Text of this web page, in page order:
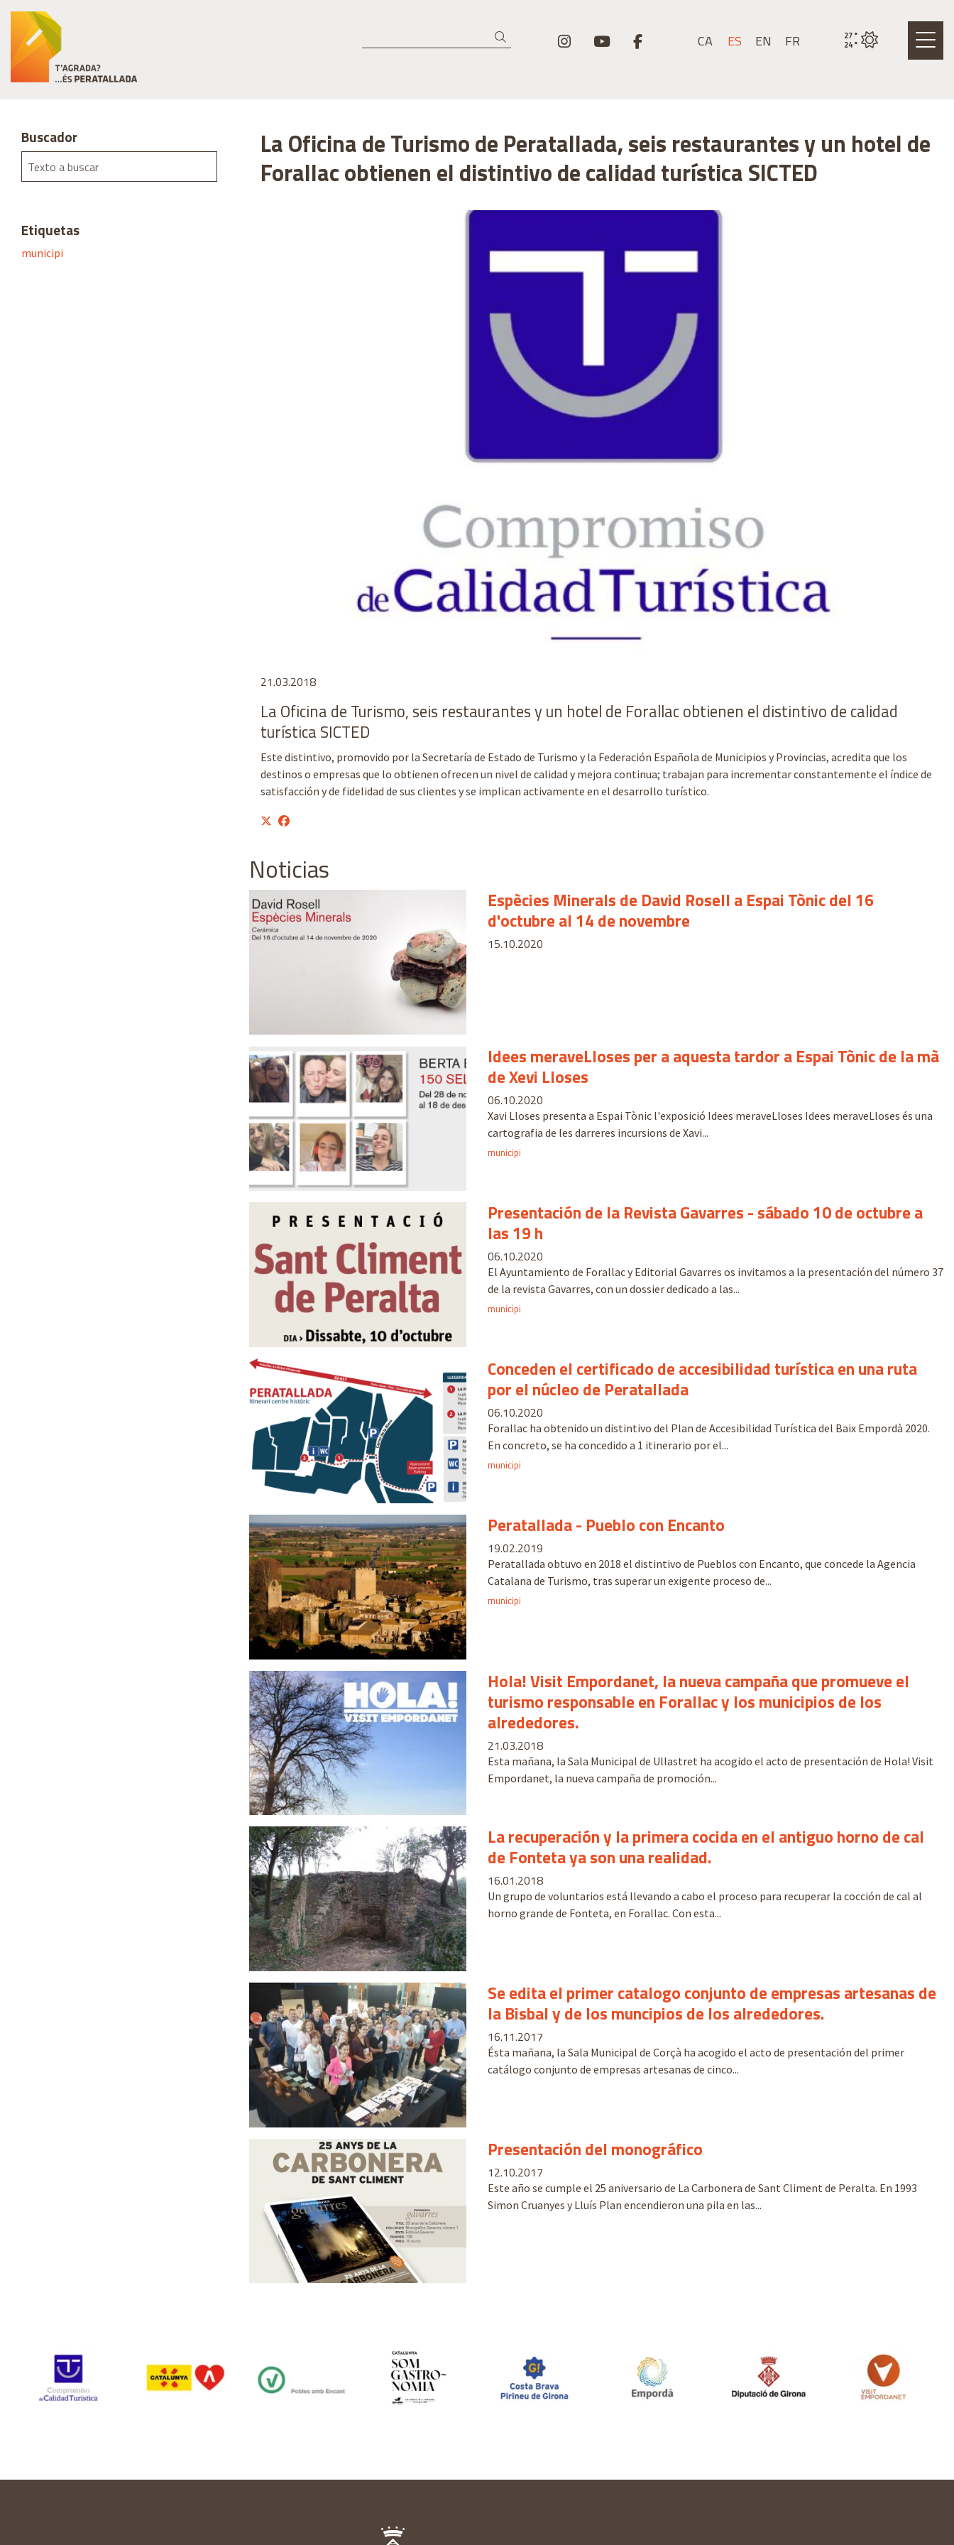
CA ES EN FR
Link a instagram
Link a youtube
Link a facebook Estado actual del
27°
24°
La Oficina de Turismo de Peratallada, seis restaurantes y un hotel de
Forallac obtienen el distintivo de calidad turística SICTED
21.03.2018
La Oficina de Turismo, seis restaurantes y un hotel de Forallac obtienen el distintivo de calidad
turística SICTED
Este distintivo, promovido por la Secretaría de Estado de Turismo y la Federación Española de Municipios y Provincias, acredita que los
destinos o empresas que lo obtienen ofrecen un nivel de calidad y mejora continua; trabajan para incrementar constantemente el índice de
satisfacción y de fidelidad de sus clientes y se implican activamente en el desarrollo turístico.
Noticias
Espècies Minerals de David Rosell a Espai Tònic del 16
d'octubre al 14 de novembre
15.10.2020
Idees meraveLloses per a aquesta tardor a Espai Tònic de la mà
de Xevi Lloses
06.10.2020
Xavi Lloses presenta a Espai Tònic l'exposició Idees meraveLloses Idees meraveLloses és una
cartografia de les darreres incursions de Xavi...
municipi
Presentación de la Revista Gavarres - sábado 10 de octubre a
las 19 h
06.10.2020
El Ayuntamiento de Forallac y Editorial Gavarres os invitamos a la presentación del número 37
de la revista Gavarres, con un dossier dedicado a las...
municipi
Conceden el certificado de accesibilidad turística en una ruta
por el núcleo de Peratallada
06.10.2020
Forallac ha obtenido un distintivo del Plan de Accesibilidad Turística del Baix Empordà 2020.
En concreto, se ha concedido a 1 itinerario por el...
municipi
Peratallada - Pueblo con Encanto
19.02.2019
Peratallada obtuvo en 2018 el distintivo de Pueblos con Encanto, que concede la Agencia
Catalana de Turismo, tras superar un exigente proceso de...
municipi
Hola! Visit Empordanet, la nueva campaña que promueve el
turismo responsable en Forallac y los municipios de los
alrededores.
21.03.2018
Esta mañana, la Sala Municipal de Ullastret ha acogido el acto de presentación de Hola! Visit
Empordanet, la nueva campaña de promoción...
La recuperación y la primera cocida en el antiguo horno de cal
de Fonteta ya son una realidad.
16.01.2018
Un grupo de voluntarios está llevando a cabo el proceso para recuperar la cocción de cal al
horno grande de Fonteta, en Forallac. Con esta...
Se edita el primer catalogo conjunto de empresas artesanas de
la Bisbal y de los muncipios de los alrededores.
16.11.2017
Ésta mañana, la Sala Municipal de Corçà ha acogido el acto de presentación del primer
catálogo conjunto de empresas artesanas de cinco...
Presentación del monográfico
12.10.2017
Este año se cumple el 25 aniversario de La Carbonera de Sant Climent de Peralta. En 1993
Simon Cruanyes y Lluís Plan encendieron una pila en las...
Buscador
Etiquetas
municipi